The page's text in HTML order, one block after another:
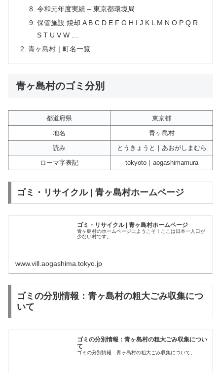
令和元年度実績 – 東京都環境局
保管施設 焼却 A B C D E F G H I J K L M N O P Q R
S T U V W …
青ヶ島村｜町名一覧
青ヶ島村のゴミ分別
都道府県
東京都
地名
青ヶ島村
読み
とうきょうと｜あおがしまむら
ローマ字表記
tokyoto｜aogashimamura
ゴミ・リサイクル | 青ヶ島村ホームページ
ゴミ・リサイクル | 青ヶ島村ホームページ
青ヶ島村のホームページにようこそ！ここは日本一人口が
少ない村です。
www.vill.aogashima.tokyo.jp
ゴミの分別情報：青ヶ島村の粗大ごみ収集につ
いて
ゴミの分別情報：青ヶ島村の粗大ごみ収集につい
て
ゴミの分別情報：青ヶ島村の粗大ごみ収集について。